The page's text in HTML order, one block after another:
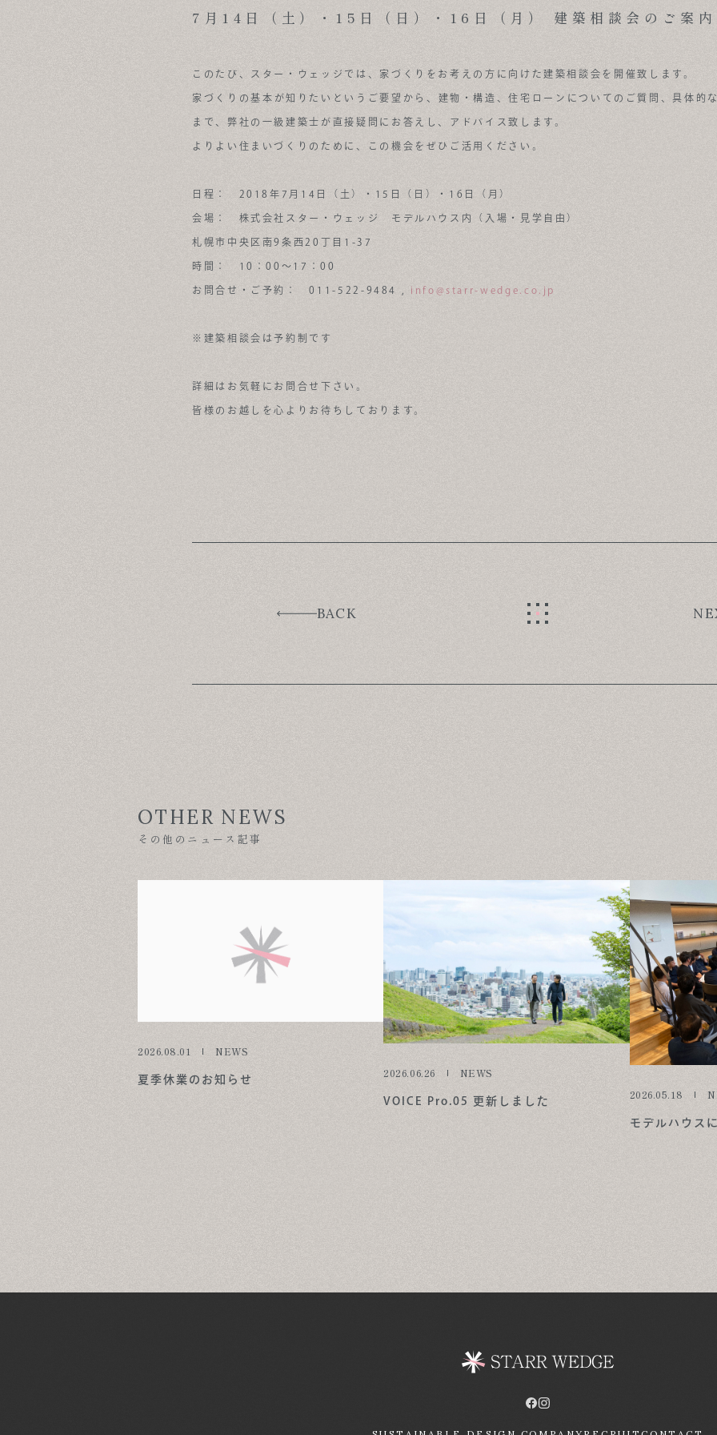
SUSTAINABLE DESIGN
7月14日（土）・15日（日）・16日（月） 建築相談会のご案内
このたび、スター・ウェッジでは、家づくりをお考えの方に向けた建築相談会を開催致します。
家づくりの基本が知りたいというご要望から、建物・構造、住宅ローンについてのご質問、具体的
まで、弊社の一級建築士が直接疑問にお答えし、アドバイス致します。
よりよい住まいづくりのために、この機会をぜひご活用ください。
日程： 2018年7月14日（土）・15日（日）・16日（月）
会場： 株式会社スター・ウェッジ モデルハウス内（入場・見学自由）
札幌市中央区南9条西20丁目1-37
時間： 10：00～17：00
お問合せ・ご予約： 011-522-9484 , info@starr-wedge.co.jp
※建築相談会は予約制です
詳細はお気軽にお問合せ下さい。
皆様のお越しを心よりお待ちしております。
BACK
OTHER NEWS
その他のニュース記事
2026.08.01 NEWS
夏季休業のお知らせ
2026.06.26 NEWS
VOICE Pro.05 更新しました
2026.05.18
モデルハウス